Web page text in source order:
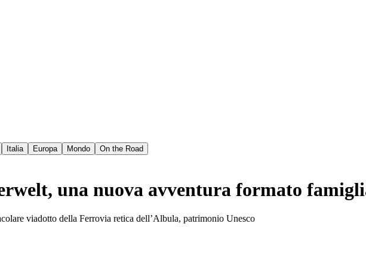
Italia Europa Mondo On the Road
una nuova avventura formato
viadotto della Ferrovia retica dell’Albula, patrimonio Unesco